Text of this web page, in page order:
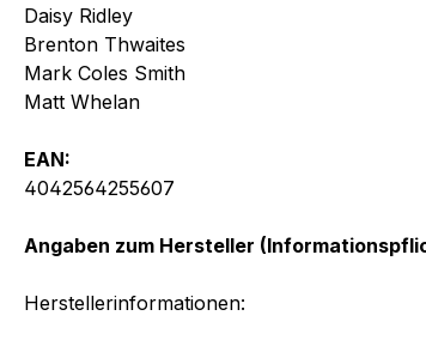
Daisy Ridley
Brenton Thwaites
Mark Coles Smith
Matt Whelan
EAN:
4042564255607
Angaben zum Hersteller
Herstellerinformationen: